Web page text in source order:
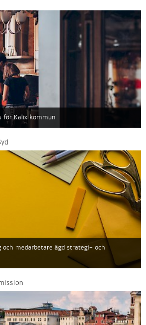
för Kalix kommun
och medarbetare ägd strategi- och